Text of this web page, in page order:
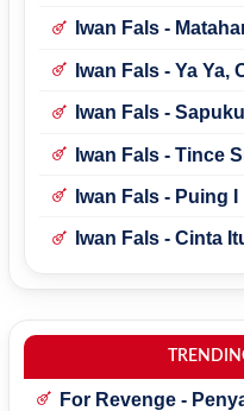
Iwan Fals -
Iwan Fals - Ya Ya,
Iwan Fals -
Iwan Fals - Tince
Iwan Fals - Puing I
Iwan Fals - Cinta
For Revenge -